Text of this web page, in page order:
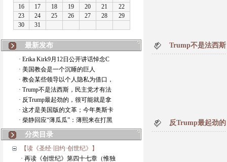
最新发布
· Erika Kirk9月12日公开讲话悼念C
· 美国教会是一个沉睡的巨人
· 教会某些领导以个人隐私为借口，
· Trump不是法西斯，民主党才有法
· 反Trump最起劲的，很可能就是拿
· 这才是美国版的文革；今年奥斯卡
· 柴静回应“薄瓜瓜”：薄熙来在打黑
分类目录
【读《圣经·旧约·创世纪》】
· 再读《创世纪》第四十七章（惟独
Trump不是法西
反Trump最起劲